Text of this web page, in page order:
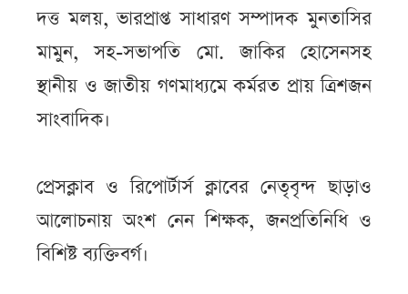
দত্ত মলয়, ভারপ্রাপ্ত সাধারণ সম্পাদক মুনতাসির
মামুন, সহ-সভাপতি মো. জাকির হোসেনসহ
স্থানীয় ও জাতীয় গণমাধ্যমে কর্মরত প্রায় ত্রিশজন
সাংবাদিক।
প্রেসক্লাব ও রিপোর্টার্স ক্লাবের নেতৃবৃন্দ ছাড়াও
আলোচনায় অংশ নেন শিক্ষক, জনপ্রতিনিধি ও
বিশিষ্ট ব্যক্তিবর্গ।